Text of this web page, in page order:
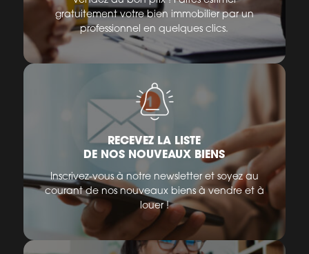
gratuitement votre bien immobilier par un
professionnel en quelques clics.
RECEVEZ LA LISTE
DE NOS NOUVEAUX BIENS
Inscrivez-vous à notre newsletter et soyez au
courant de nos nouveaux biens à vendre et à
louer !